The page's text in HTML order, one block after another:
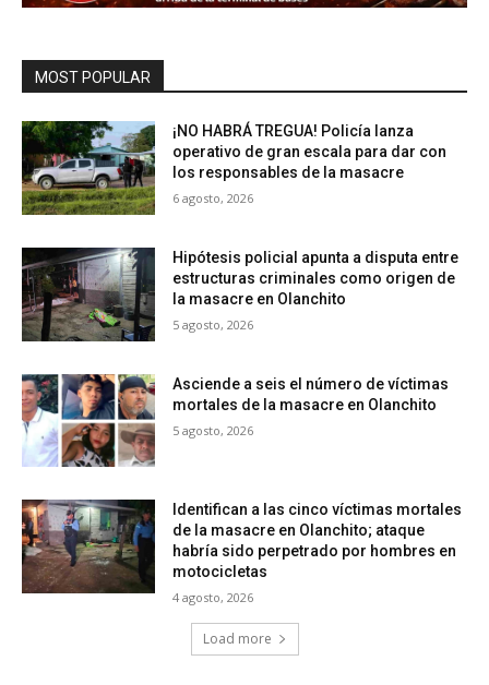
MOST POPULAR
¡NO HABRÁ TREGUA! Policía lanza
operativo de gran escala para dar con
los responsables de la masacre
6 agosto, 2026
Hipótesis policial apunta a disputa entre
estructuras criminales como origen de
la masacre en Olanchito
5 agosto, 2026
Asciende a seis el número de víctimas
mortales de la masacre en Olanchito
5 agosto, 2026
Identifican a las cinco víctimas mortales
de la masacre en Olanchito; ataque
habría sido perpetrado por hombres en
motocicletas
4 agosto, 2026
Load more